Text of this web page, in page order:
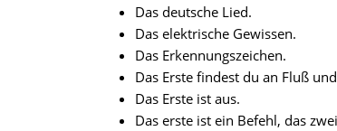
Das deutsche Lied.
Das elektrische Gewissen.
Das Erkennungszeichen.
Das Erste findest du an Fluß
Das Erste ist aus.
Das erste ist ein Befehl, das